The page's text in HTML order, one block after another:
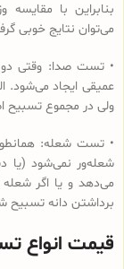
بنابراین با
می‌توان نتایج خوبی
• تست صدا: وقتی دو
عمیقی ایجاد می‌شود.
ولی در مجموع
• تست شعله:
شعله‌ور نمی‌شود (یا
می‌دهد و یا اگر
برداشتن دانه تسبیح
قیمت انواع